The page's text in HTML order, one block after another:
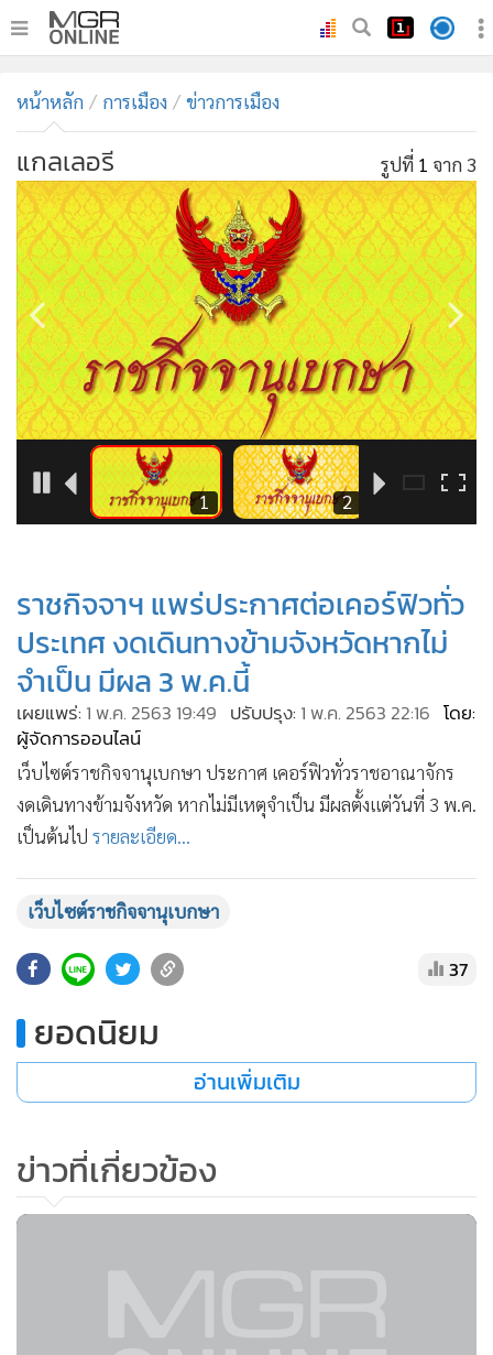
ทันเหตุการณ์
• ภาคใต้
• ภูมิภาค
• Online Section
• บันเทิง
• ผู้จัดการรายวัน
• คอลัมนิสต์
• ละคร
• CbizReview
• Cyber BIZ
ผู้จัดกวน
Good health & Well-being
• Green Innovation & SD
• MGR Live
Infographic
การเมือง
•
ท่องเที่ยว
• กีฬา
• ต่างประเทศ
• Special Scoop
• เศรษฐกิจ-ธุรกิจ
ชุมชน-คุณภาพชีวิต
• Motoring
•
วิทยาศาสตร์
• หุ้น
• กองทุนรวม
• Celeb Online
ราชกิจจาฯ แพร่ประกาศต่อเคอร์ฟิวทั่ว
ประเทศ งดเดินทางข้ามจังหวัดหากไม่
จำเป็น มีผล 3 พ.ค.นี้
เผยแพร่: 1 พ.ค. 2563 19:49 ปรับปรุง: 1 พ.ค. 2563 22:16 โดย:
ผู้จัดการออนไลน์
เว็บไซต์ราชกิจจานุเบกษา ประกาศ เคอร์ฟิวทั่วราชอาณาจักร
งดเดินทางข้ามจังหวัด หากไม่มีเหตุจำเป็น มีผลตั้งแต่วันที่ 3 พ.ค.
เป็นต้นไป รายละเอียด...
เว็บไซต์ราชกิจจานุเบกษา
37
ยอดนิยม
อ่านเพิ่มเติม
ข่าวที่เกี่ยวข้อง
หน้าหลัก การเมือง ข่าวการเมือง
แกลเลอรี รูปที่ 1 จาก 3
1 2